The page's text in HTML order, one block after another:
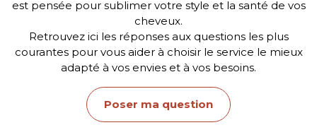
est pensée pour sublimer votre style et la santé de vos
cheveux.
Retrouvez ici les réponses aux questions les plus
courantes pour vous aider à choisir le service le mieux
adapté à vos envies et à vos besoins.
Poser ma question